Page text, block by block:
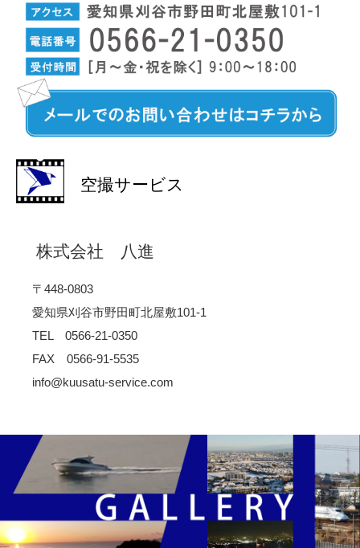
空撮サービス
株式会社 八進
〒448-0803
愛知県刈谷市野田町北屋敷101-1
TEL 0566-21-0350
FAX 0566-91-5535
info@kuusatu-service.com